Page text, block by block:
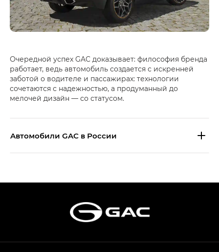
Очередной успех GAC доказывает: философия бренда
работает, ведь автомобиль создается с искренней
заботой о водителе и пассажирах: технологии
сочетаются с надежностью, а продуманный до
мелочей дизайн — со статусом.
Aвтомобили GAC в России
Эс Икс ПРЕМИУМ — SX PREMIUM
S7 — Эс 7 (S7) в комплектациях
Эс Икс ПРЕМИУМ — SX PREMIUM, Эс Тэ — ST
в комплектации Экс ПРЕМИУМ — EX PREMIUM